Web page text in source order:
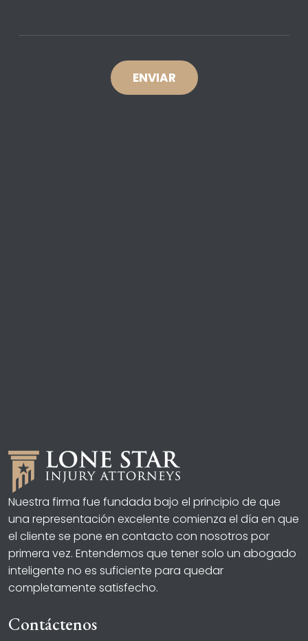
Nuestra firma fue fundada bajo el principio de que
una representación excelente comienza el día en que
el cliente se pone en contacto con nosotros por
primera vez. Entendemos que tener solo un abogado
inteligente no es suficiente para quedar
completamente satisfecho.
Contáctenos